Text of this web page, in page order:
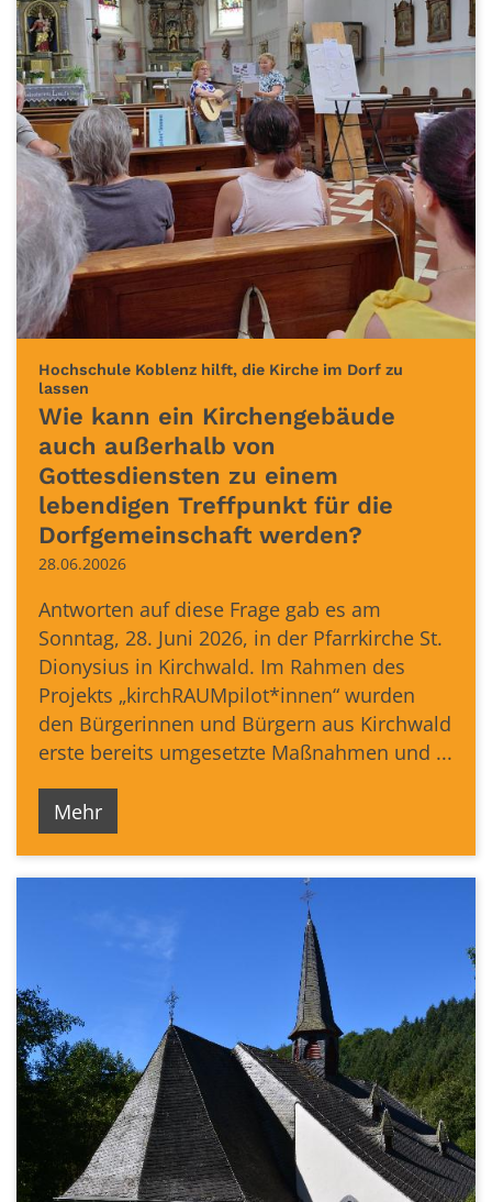
Hochschule Koblenz hilft, die Kirche im Dorf zu
lassen
Wie kann ein Kirchengebäude
auch außerhalb von
Gottesdiensten zu einem
lebendigen Treffpunkt für die
Dorfgemeinschaft werden?
28.06.20026
Antworten auf diese Frage gab es am
Sonntag, 28. Juni 2026, in der Pfarrkirche St.
Dionysius in Kirchwald. Im Rahmen des
Projekts „kirchRAUMpilot*innen“ wurden
den Bürgerinnen und Bürgern aus Kirchwald
erste bereits umgesetzte Maßnahmen und ...
Mehr